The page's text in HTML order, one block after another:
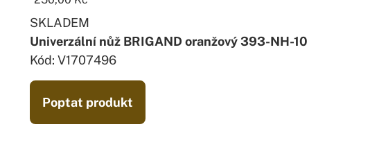
SKLADEM
Univerzální nůž BRIGAND oranžový 393-NH-10
Kód: V1707496
Poptat produkt